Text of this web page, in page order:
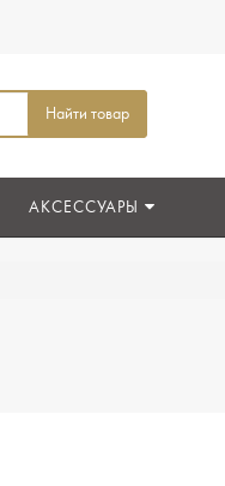
Найти товар
АКСЕССУАРЫ